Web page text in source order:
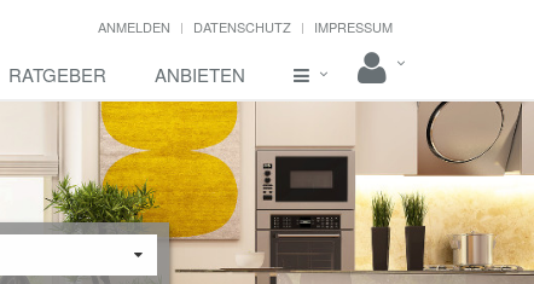
ANMELDEN DATENSCHUTZ IMPRESSUM
RATGEBER ANBIETEN